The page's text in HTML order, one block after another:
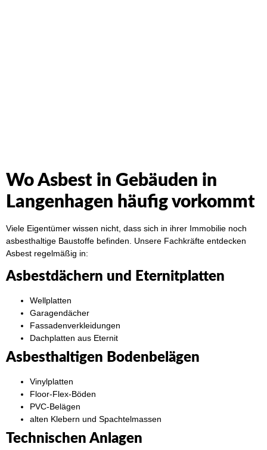
Wo Asbest in Gebäuden in
Langenhagen häufig vorkommt
Viele Eigentümer wissen nicht, dass sich in ihrer Immobilie noch
asbesthaltige Baustoffe befinden. Unsere Fachkräfte entdecken
Asbest regelmäßig in:
Asbestdächern und Eternitplatten
Wellplatten
Garagendächer
Fassadenverkleidungen
Dachplatten aus Eternit
Asbesthaltigen Bodenbelägen
Vinylplatten
Floor-Flex-Böden
PVC-Belägen
alten Klebern und Spachtelmassen
Technischen Anlagen